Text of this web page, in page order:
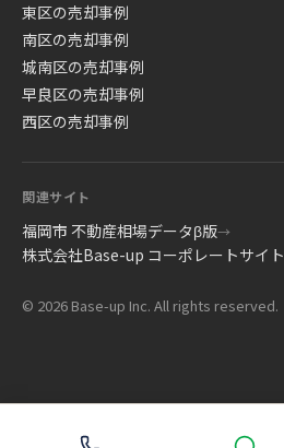
東区の売却事例
南区の売却事例
城南区の売却事例
早良区の売却事例
西区の売却事例
関連サイト
福岡市 不動産相場データβ版→
株式会社Base-up コーポレートサイト
© 2026 Base-up Inc. All rights reserved.